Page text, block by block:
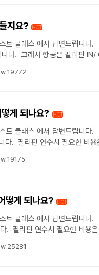
지요? HOT
입국하기 때문에 왕복 항공권 소지
다. 그래서 항공은 필리핀
19772
게 되나요? HOT
모든 비용 포함시, 최소 492만원 ~
다. 필리핀 연수시 필요한 비
19175
떻게 되나요? HOT
든 비용 포함시, 최소 343만원 ~ 최
. 필리핀 연수시 필요한 비용
25281